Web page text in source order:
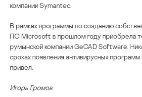
компании Symantec.
В рамках программы по созданию
ПО Microsoft в прошлом году приобрела
румынской компании GeCAD Software.
сроках появления антивирусных
привел.
Игорь Громов